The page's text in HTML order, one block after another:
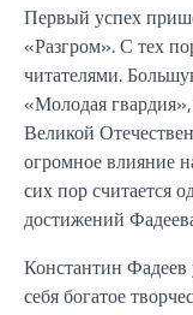
Первый успех
«Разгром». С тех
читателями.
«Молодая
Великой
огромное влияние
сих пор считается
достижений
Константин
себя богатое